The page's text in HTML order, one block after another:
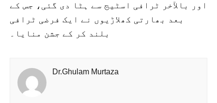
اور بالآخر ٹرافی اسٹیج سے ہٹا دی گئی، جس کے
بعد بھارتی کھلاڑیوں نے ایک فرضی ٹرافی
بلند کر کے جشن منایا۔
Dr.Ghulam Murtaza